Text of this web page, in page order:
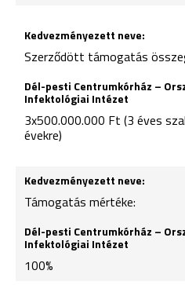
Szerződött támogatás
3x500.000.000 Ft (3 éves
évekre)
Támogatás mértéke:
100%